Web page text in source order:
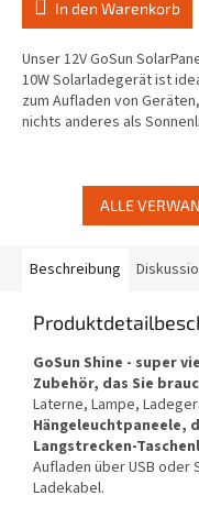
3,3
5
Sternen.
In den Warenkorb
Unser 12V GoSun
10W Solarladegerät ist
zum Aufladen von
nichts anderes als
ALLE
Beschreibung
GoSun Shine - super
Zubehör, das Sie
Laterne, Lampe,
Hängeleuchtpaneele,
Langstrecken-
Aufladen über USB oder
Ladekabel.